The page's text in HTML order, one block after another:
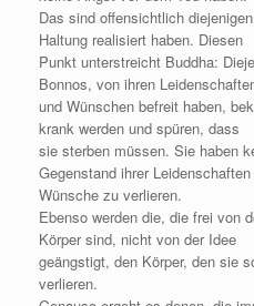
Das sind offensichtlich
Haltung realisiert haben. Diesen
Punkt unterstreicht Buddha:
Bonnos, von ihren
und Wünschen befreit haben,
krank werden und spüren, dass
sie sterben müssen. Sie haben
Gegenstand ihrer
Wünsche zu verlieren.
Ebenso werden die, die frei von
Körper sind, nicht von der Idee
geängstigt, den Körper, den sie
verlieren.